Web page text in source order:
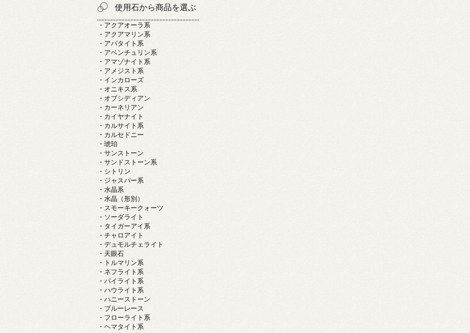
使用石から商品を選ぶ
・アクアオーラ系
・アクアマリン系
・アパタイト系
・アベンチュリン系
・アマゾナイト系
・アメジスト系
・インカローズ
・オニキス系
・オブシディアン
・カーネリアン
・カイヤナイト
・カルサイト系
・カルセドニー
・琥珀
・サンストーン
・サンドストーン系
・シトリン
・ジャスパー系
・水晶系
・水晶（形別）
・スモーキークォーツ
・ソーダライト
・タイガーアイ系
・チャロアイト
・デュモルチェライト
・天眼石
・トルマリン系
・ネフライト系
・パイライト系
・ハウライト系
・ハニーストーン
・ブルーレース
・フローライト系
・ヘマタイト系